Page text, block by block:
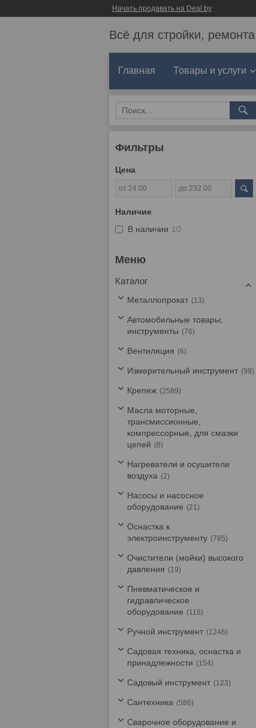
Начать продавать на Deal.by
Всё для стройки,
Главная Товары и услуги
Фильтры
Цена
Наличие
В наличии 10
Каталог
Металлопрокат 13
Автомобильные товары,
инструменты
76
Вентиляция 6
Измерительный инструмент 99
Крепеж 2589
Масла моторные,
трансмиссионные,
компрессорные, для смазки
цепей
8
Нагреватели и осушители
воздуха
2
Насосы и насосное
оборудование
21
Оснастка к
электроинструменту
785
Очистители (мойки) высокого
давления
19
Пневматическое и
гидравлическое
оборудование
118
Ручной инструмент 1246
Садовая техника, оснастка и
принадлежности
154
Садовый инструмент 123
Сантехника 586
Сварочное оборудование и